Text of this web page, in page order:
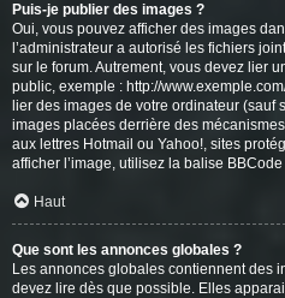
Puis-je publier des images ?
Oui, vous pouvez afficher des images
l’administrateur a autorisé les fichiers
sur le forum. Autrement, vous devez lier
public, exemple : http://
lier des images de votre ordinateur (sauf
images placées derrière des
aux lettres Hotmail ou Yahoo!, sites
afficher l’image, utilisez la balise BBCode
Haut
Que sont les annonces globales ?
Les annonces globales contiennent des
devez lire dès que possible. Elles